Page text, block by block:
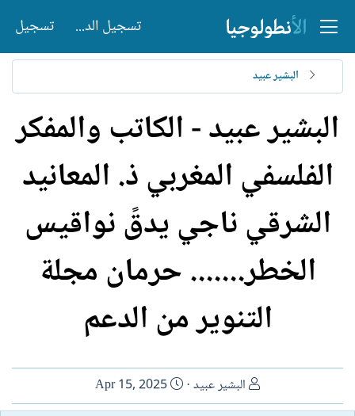
تسجيل الدخول تسجيل
البشير عبيد
البشير عبيد - الكاتب والمفكر
الفلسفي المغربي ذ. المعانيد
الشرقي ناجي يدقً نواقيس
الخطر....... حرمان مجلة
التنوير من الدعم
ا
ل
البشير عبيد
ت
ا
Apr 15, 2025